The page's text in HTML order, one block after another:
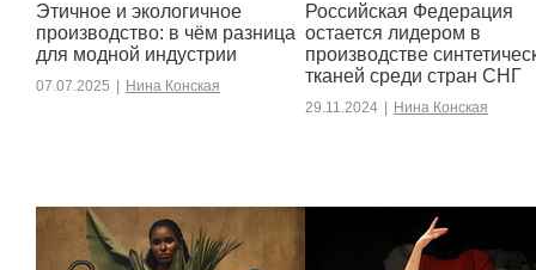
Этичное и экологичное
производство: в чём разница
для модной индустрии
07.07.2025 Нина Конская
Российская Федерация
остается лидером в
производстве
тканей среди стран СНГ
29.11.2024 Нина Конская